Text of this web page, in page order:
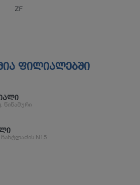
ZF
ფილიალებში
წიწამური
N15